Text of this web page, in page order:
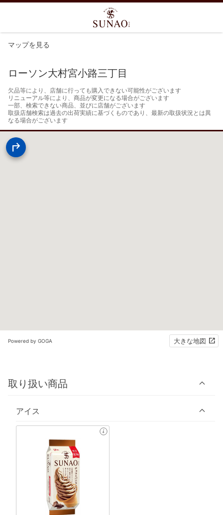
マップを見る
ローソン大村宮小路三丁目
欠品等により、店舗に行っても購入できない可能性がございます
リニューアル等により、商品が変更になる場合がございます
一部、検索できない商品、並びに店舗がございます
取扱店舗検索は過去の出荷実績に基づくものであり、最新の取扱状況とは異
なる場合がございます
Powered by GOGA 大きな地図
取り扱い商品
アイス